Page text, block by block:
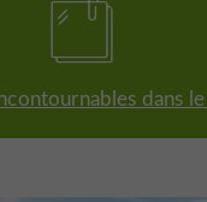
dans